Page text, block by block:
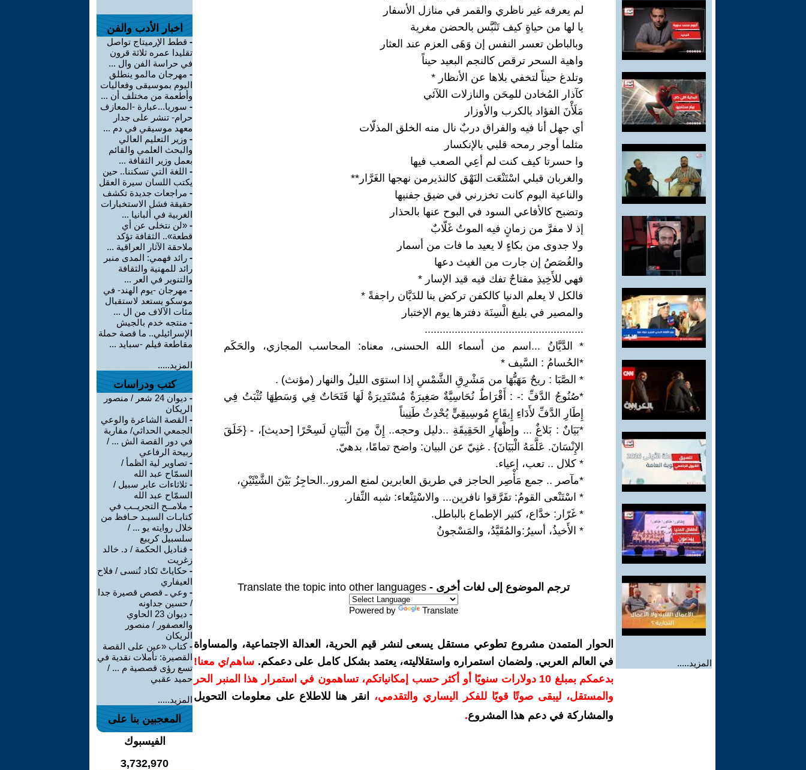
المزيد.....
لم يعرفه غير ناظري والقمر في منازل الأسفار
يا لها من حياةٍ كيف تَنْبَّس بالحضن مغرية
وبالباطن تعسر النفس إن وَهَى العزم عند العثار
واهية السحر ترقص كالنجم البعيد حيناً
وتلدغ حيناً لتخفي بلاها عن الأنظار *
كآذار المُخادن للمِحَن والنازلات اللآئي
مَلَأْنَ الفؤاد بالكرب والأوزار
أي جهل أنا فيه والفراق دربٌ نال منه الخلق المذلّات
مثلما أوجر رمحه قلبي بالإنكسار
وا حسرتا كيف كنت لم أعِي الصعب فيها
والغربان قبلي اسْتَنْعَت النَهْق كالنذيرمن نهجها الغَرَّار**
والناعية البوم كانت تخزرني في ضيق جفنيها
وتضبح كالأفاعي السود في البوح عنها بالحذار
إذ لا مفرَّ من زمانٍ فيه الموتُ غَلّابٌ
ولا جدوى من بكاءٍ لا يعيد ما فات من أسمار
والغُصَصُ إن جارت من الغيث دعها
فهي للأَخِيذِ مفتاحٌ تفك فيه قيد الإسار *
فالكل لا يعلم الدنيا كالكفن تركض بنا للدَيَّان راجفةً *
والمصير في بليغ الْسِنَة دفترها يوم الإختبار
.....................................................
* الدَّيَّانُ ...اسم من أسماء الله الحسنى، معناه: المحاسب المجازي، والحَكَم
*الحُسامُ : السَّيف *
* الصَّبَا : ريحٌ مَهَبُّهَا من مَشْرِقِ الشَّمْسِ إذا استوَى الليلُ والنهار (مؤنث) .
*صُنُوجُ الدَّفِّ :- : أَقْرَاطٌ نُحَاسِيَّةٌ صَغِيرَةٌ مُسْتَدِيرَةٌ لَهَا فَتَحَاتٌ فِي وَسَطِهَا تُثْبَتُ فِي
إِطَارِ الدَّفِّ لأَدَاءِ إِيقَاعٍ مُوسِيقِيٍّ يُحْدِثُ طَنِيناً
*بَيَانٌ : بَلاغٌ ... وإظْهَارِ الحَقِيقَةِ ..دليل وحجه.. إِنَّ مِنَ الْبَيَانِ لَسِحْرًا [حديث]، - {خَلَقَ
الإِنْسَانَ. عَلَّمَهُ الْبَيَانَ} . غنِيّ عن البيان: واضح تمامًا، بدهيّ.
* كلال .. تعب، إعياء.
*مآصر .. جمع مَأْصِر الحاجز في طريق العابرين لمنع المرور..الحاجِزُ بَيْنَ الشَّيْئَيْنِ،
* اسْتَنْعى القومُ: تفَرَّقوا نافرين... والاسْتِنْعاء: شبه النِّفار.
* غَرّار: خدَّاع، كثير الإطماع بالباطل.
* الأَخيذُ، أسيرُ:والمُقَيَّدُ، والمَسْجونُ
ترجم الموضوع إلى لغات أخرى - Translate the topic into other languages
Powered by Translate
الحوار المتمدن مشروع تطوعي مستقل يسعى لنشر قيم الحرية، العدالة الاجتماعية، والمساواة
في العالم العربي. ولضمان استمراره واستقلاليته، يعتمد بشكل كامل على دعمكم. ساهم/ي معنا!
بدعمكم بمبلغ 10 دولارات سنويًا أو أكثر حسب إمكانياتكم، تساهمون في استمرار هذا المنبر الحر
والمستقل، ليبقى صوتًا قويًا للفكر اليساري والتقدمي،
انقر هنا للاطلاع على معلومات التحويل
والمشاركة في دعم هذا المشروع.
اخبار الأدب والفن
- قطط الإرميتاج تواصل
تقليدا عمره ثلاثة قرون
في حراسة الفن وال ...
- مهرجان مالمو ينطلق
اليوم بموسيقى وفعاليات
وأطعمة من مختلف أن ...
- سوريا...عبارة -المعازف
حرام- تنشر على جدار
معهد موسيقي في دم ...
- وزير التعليم العالي
والبحث العلمي والقائم
بعمل وزير الثقافة ...
- اللغة التي تسكننا.. حين
يكتب اللسان سيرة العقل
- مراجعات جديدة تكشف
حقيقة فشل الاستخبارات
الغربية في ألبانيا ...
- «لن نتخلى عن أي
قطعة».. الثقافة تؤكد
ملاحقة الآثار العراقية ...
- رائد فهمي: المدى منبر
رائد للمهنية والثقافة
والتنوير في العر ...
- مهرجان -يوم الهند- في
موسكو يستعد لاستقبال
مئات الآلاف من ال ...
- منتجه خدم بالجيش
الإسرائيلي.. ما قصة حملة
مقاطعة فيلم -سبايد ...
المزيد.....
كتب ودراسات
-
ديوان 24 شعر / منصور
الريكان
- القصة الشاعرة والوعي
الجمعي الحداثي/ مقاربة
في دور القصة الش ... /
ربيحة الرفاعي
- تصاوير لية الظمأ /
السمّاح عبد الله
- ثلاثاءات عابر سبيل /
السمّاح عبد الله
- ملامــح التجريــب في
كتابـات السيـد حـافظ من
خلال روايته يو ... /
سلسبيل كريبع
- قناديل الحكمة / د. خالد
زغريت
- حكاياتْ تَكاد تُنسى / فلاح
العيفاري
- وعي ـ قصص قصيرة جدا
/ حسين جداونه
-
ديوان 23 الحاوي
والعصفور / منصور
الريكان
-كتاب «عين على القصة
القصيرة: تأملات نقدية في
تسع رؤى قصصية م ... /
حميد عقبي
المزيد.....
المعجبين بنا على
الفيسبوك
3,732,970